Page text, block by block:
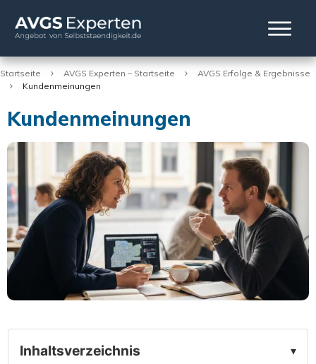
Startseite AVGS Experten – Startseite
AVGS Erfolge & Ergebnisse
Kundenmeinungen
Kundenmeinungen
Inhaltsverzeichnis ▾